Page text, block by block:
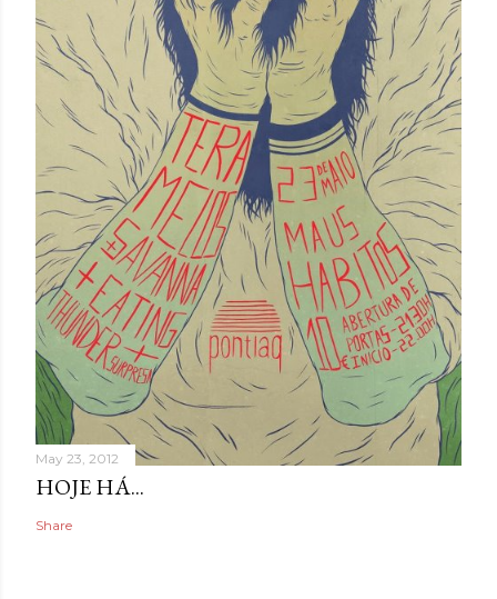
May 23, 2012
HOJE HÁ...
Share